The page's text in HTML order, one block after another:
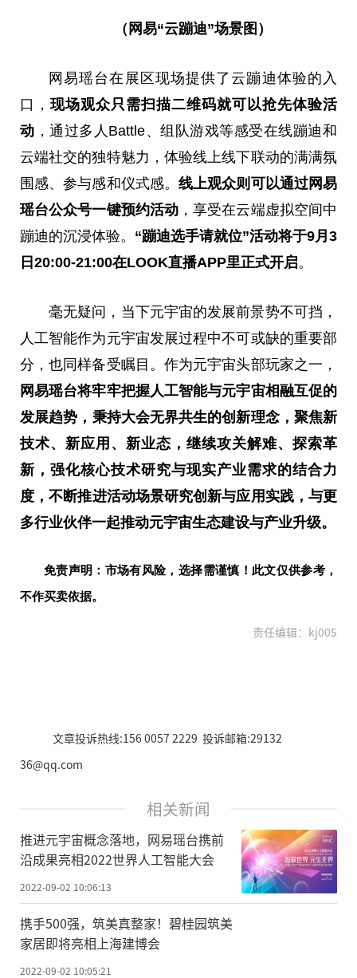
（网易“云蹦迪”场景图）
网易瑶台在展区现场提供了云蹦迪体验的入
口， 现场观众只需扫描二维码就可以抢先体验活
动 ，通过多人Battle、组队游戏等感受在线蹦迪和
云端社交的独特魅力，体验线上线下联动的满满氛
围感、参与感和仪式感。线上观众则可以通过网易
瑶台公众号一键预约活动 ，享受在云端虚拟空间中
蹦迪的沉浸体验。 “蹦迪选手请就位”活动将于9月 3
日 20:00-21:00在LOOK直播APP里正式开启。
毫无疑问，当下元宇宙的发展前景势不可挡，
人工智能作为元宇宙发展过程中不可或缺的重要部
分，也同样备受瞩目。作为元宇宙头部玩家之一，
网易瑶台将牢牢把握人工智能与元宇宙相融互促的
发展趋势 ， 秉持大会无界共生的创新理念，聚焦新
技术、新应用、新业态 ，继续攻关解难、 探索革
新，强化核心技术研究与现实产业需求的结合力
度，不断推进活动场景研究创新与应用实践，与更
多行业伙伴一起推动元宇宙生态建设与产业升级。
免责声明：市场有风险，选择需谨慎！此文仅供参考，
不作买卖依据。
责任编辑：kj005
文章投诉热线:156 0057 2229 投诉邮箱:29132
36@qq.com
相关新闻
推进元宇宙概念落地，网易瑶台携前
沿成果亮相2022世界人工智能大会
2022-09-02 10:06:13
携手500强，筑美真整家！碧桂园筑美
家居即将亮相上海建博会
2022-09-02 10:05:21